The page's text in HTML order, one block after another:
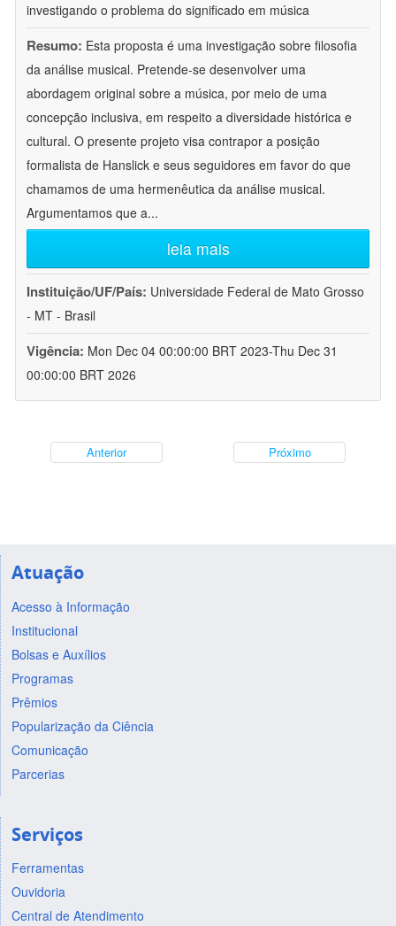
investigando o problema do significado em música
Resumo: Esta proposta é uma investigação sobre filosofia
da análise musical. Pretende-se desenvolver uma
abordagem original sobre a música, por meio de uma
concepção inclusiva, em respeito a diversidade histórica e
cultural. O presente projeto visa contrapor a posição
formalista de Hanslick e seus seguidores em favor do que
chamamos de uma hermenêutica da análise musical.
Argumentamos que a...
leia mais
Instituição/UF/País: Universidade Federal de Mato Grosso
- MT - Brasil
Vigência: Mon Dec 04 00:00:00 BRT 2023-Thu Dec 31
00:00:00 BRT 2026
Anterior Próximo
Atuação
Acesso à Informação
Institucional
Bolsas e Auxílios
Programas
Prêmios
Popularização da Ciência
Comunicação
Parcerias
Serviços
Ferramentas
Ouvidoria
Central de Atendimento